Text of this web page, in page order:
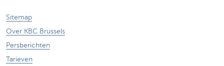
Sitemap
Over KBC Brussels
Persberichten
Tarieven